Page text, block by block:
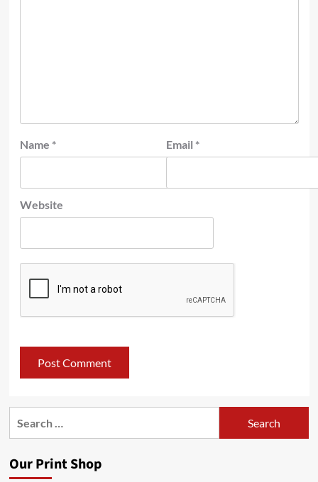
Name * Email *
Website
Our Print Shop